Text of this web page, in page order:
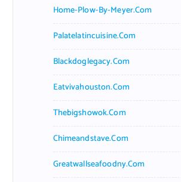
Home-Plow-By-Meyer.com
Palatelatincuisine.com
Blackdoglegacy.com
Eatvivahouston.com
Thebigshowok.com
Chimeandstave.com
Greatwallseafoodny.com